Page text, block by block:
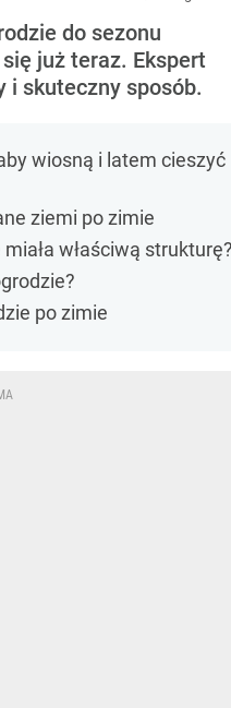
do sezonu
już teraz. Ekspert
i skuteczny sposób.
wiosną i latem cieszyć
ziemi po zimie
właściwą
po zimie